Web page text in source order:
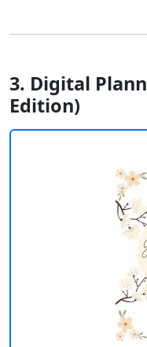
3. Digital
Edition)